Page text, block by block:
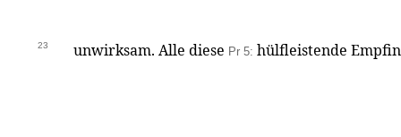
23 unwirksam. Alle diese Pr 5: hülfleistende